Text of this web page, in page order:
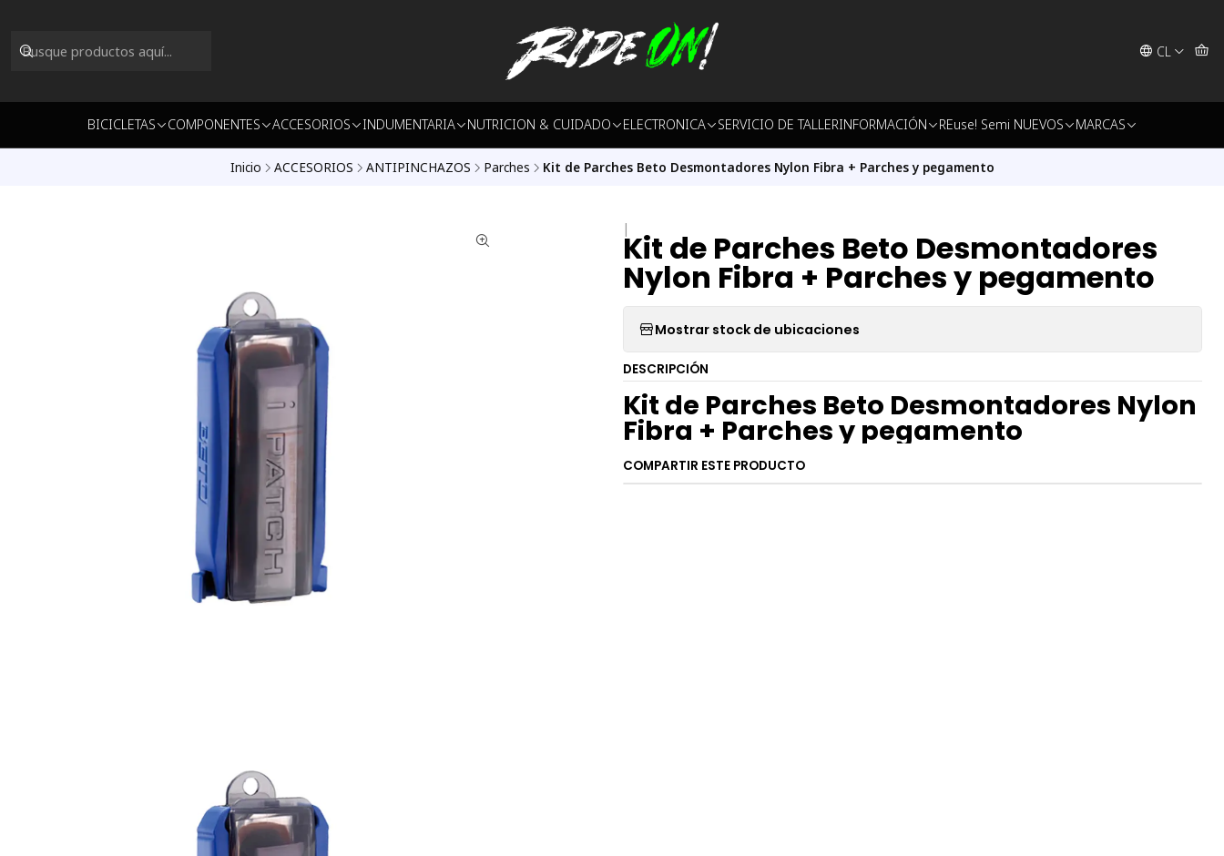
CL
BICICLETAS COMPONENTES ACCESORIOS INDUMENTARIA NUTRICION & CUIDADO ELECTRONICA SERVICIO DE TALLERINFORMACIÓN REuse! Semi NUEVOS MARCAS
Inicio ACCESORIOS ANTIPINCHAZOS Parches Kit de Parches Beto Desmontadores Nylon Fibra + Parches y pegamento
|Kit de Parches Beto Desmontadores
Nylon Fibra + Parches y pegamento
Mostrar stock de ubicaciones
DESCRIPCIÓN
Kit de Parches Beto Desmontadores Nylon
Fibra + Parches y pegamento
COMPARTIR ESTE PRODUCTO